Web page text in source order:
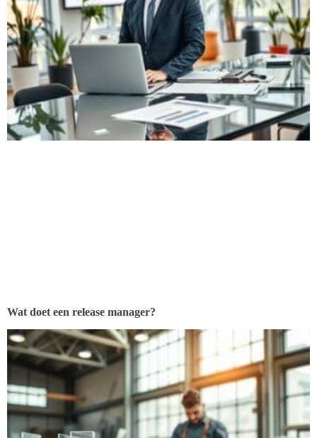
Wat doet een release manager?